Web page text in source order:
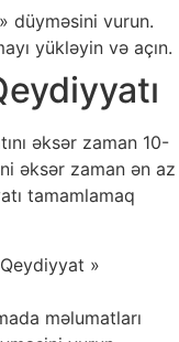
düyməsini vurun.
yükləyin və açın.
əksər zaman 10-
əksər zaman ən az
tamamlamaq
Qeydiyyat »
məlumatları